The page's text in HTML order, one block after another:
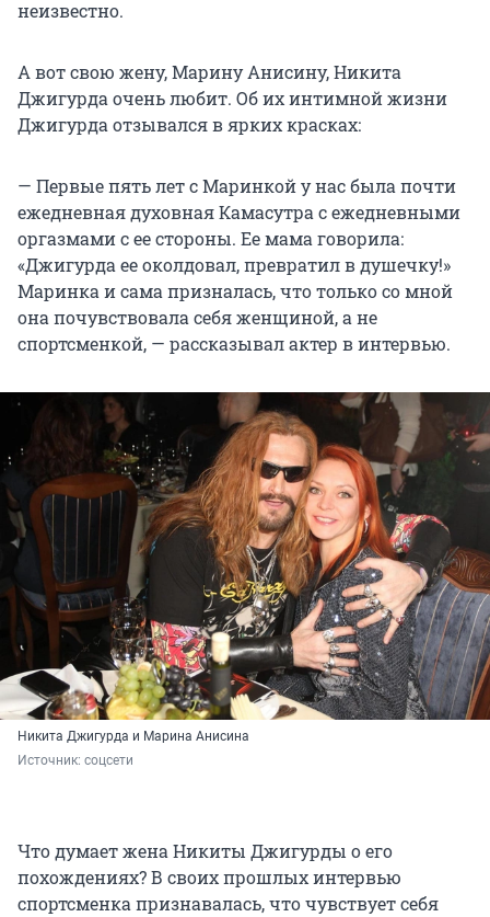
неизвестно.
А вот свою жену, Марину Анисину, Никита
Джигурда очень любит. Об их интимной жизни
Джигурда отзывался в ярких красках:
— Первые пять лет с Маринкой у нас была почти
ежедневная духовная Камасутра с ежедневными
оргазмами с ее стороны. Ее мама говорила:
«Джигурда ее околдовал, превратил в душечку!»
Маринка и сама призналась, что только со мной
она почувствовала себя женщиной, а не
спортсменкой, — рассказывал актер в интервью.
Никита Джигурда и Марина Анисина
Источник: соцсети
Что думает жена Никиты Джигурды о его
похождениях? В своих прошлых интервью
спортсменка признавалась, что чувствует себя